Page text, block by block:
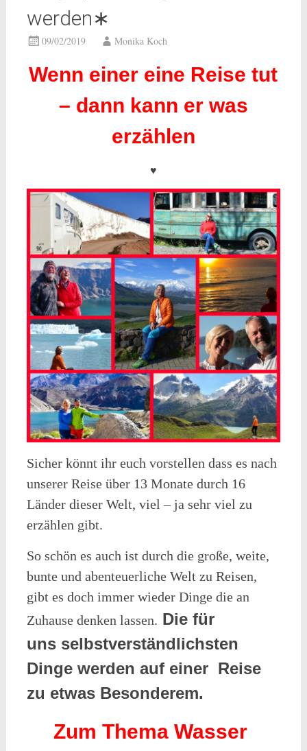
werden∗
09/02/2019 Monika Koch
Wenn einer eine Reise tut
– dann kann er was
erzählen
♥
Sicher könnt ihr euch vorstellen dass es nach
unserer Reise über 13 Monate durch 16
Länder dieser Welt, viel – ja sehr viel zu
erzählen gibt.
So schön es auch ist durch die große, weite,
bunte und abenteuerliche Welt zu Reisen,
gibt es doch immer wieder Dinge die an
Zuhause denken lassen. Die für
unsselbstverständlichsten
Dinge werden auf einer Reise
zu etwas Besonderem.
Zum Thema Wasser